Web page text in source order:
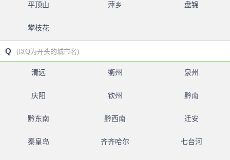
平顶山 萍乡 盘锦
攀枝花
Q (以Q为开头的城市名)
清远 衢州 泉州
庆阳 钦州 黔南
黔东南 黔西南 迁安
秦皇岛 齐齐哈尔 七台河